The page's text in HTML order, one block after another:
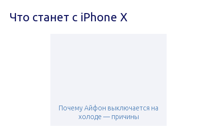
Что станет с iPhone X
Почему Айфон выключается на
холоде — причины